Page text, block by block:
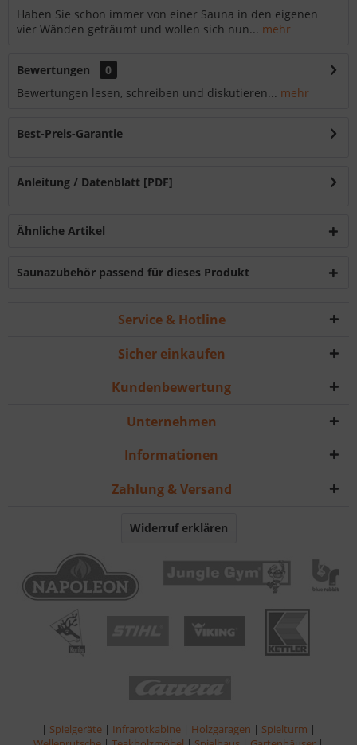
Haben Sie schon immer von einer Sauna in den eigenen
vier Wänden geträumt und wollen sich nun... mehr
Bewertungen
0
Bewertungen lesen, schreiben und diskutieren... mehr
Best-Preis-Garantie
Anleitung / Datenblatt [PDF]
Ähnliche Artikel
Saunazubehör passend für dieses Produkt
Service & Hotline
Sicher einkaufen
Kundenbewertung
Unternehmen
Informationen
Zahlung & Versand
Widerruf erklären
| Spielgeräte | Infrarotkabine | Holzgaragen | Spielturm |